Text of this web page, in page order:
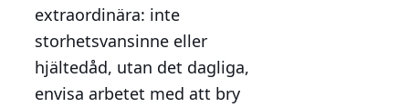
extraordinära: inte
storhetsvansinne eller
hjältedåd, utan det dagliga,
envisa arbetet med att bry